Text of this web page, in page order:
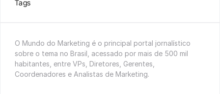
Tags
O Mundo do Marketing é o principal portal jornalístico
sobre o tema no Brasil, acessado por mais de 500 mil
habitantes, entre VPs, Diretores, Gerentes,
Coordenadores e Analistas de Marketing.